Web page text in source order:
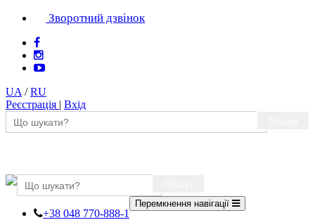
Зворотний дзвінок
UA /RU
Реєстрація | Вхід
+38 048 770-888-1
Перемкнення навігації